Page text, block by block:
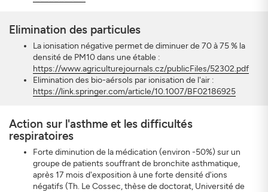
Elimination des particules
La ionisation négative permet de diminuer de 70 à 75 % la
densité de PM10 dans une étable :
https://www.agriculturejournals.cz/publicFiles/52302.pdf
Elimination des bio-aérsols par ionisation de l'air :
https://link.springer.com/article/10.1007/BF02186925
Action sur l'asthme et les difficultés
respiratoires
Forte diminution de la médication (environ -50%) sur un
groupe de patients souffrant de bronchite asthmatique,
après 17 mois d'exposition à une forte densité d'ions
négatifs (Th. Le Cossec, thèse de doctorat, Université de